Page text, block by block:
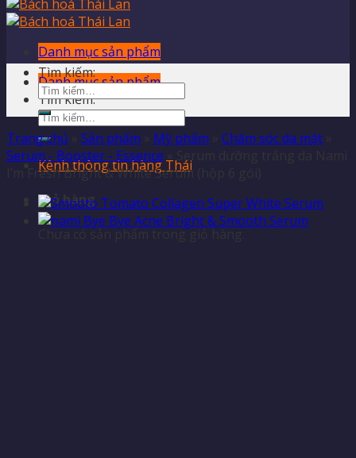
Danh mục sản phẩm
Danh mục sản phẩm
Tìm kiếm:
Kênh thông tin hàng Thái
Giỏ hàng
Chưa có sản phẩm trong giỏ hàng.
Tìm kiếm:
Trang chủ Sản phẩm Mỹ phẩm Chăm sóc da mặt
Serum - Booster - Essence
I’m Fresh Bright & White Serum (hộp 6 gói)